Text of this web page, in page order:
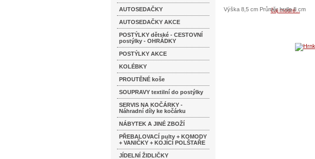
AUTOSEDAČKY
AUTOSEDAČKY AKCE
POSTÝLKY dětské - CESTOVNÍ
postýlky - OHRÁDKY
POSTÝLKY AKCE
KOLÉBKY
PROUTĚNÉ koše
SOUPRAVY textilní do postýlky
SERVIS NA KOČÁRKY -
Náhradní díly ke kočárku
NÁBYTEK A JINÉ ZBOŽÍ
PŘEBALOVACÍ pulty + KOMODY
+ VANIČKY + KOJÍCÍ POLŠTAŘE
JÍDELNÍ ŽIDLIČKY
Výška 8,5 cm Průměr hrdla 8 cm